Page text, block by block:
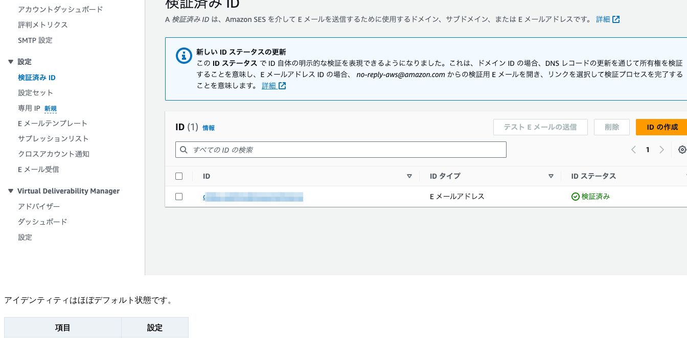
アイデンティティはほぼデフォルト状態です。
項目 設定